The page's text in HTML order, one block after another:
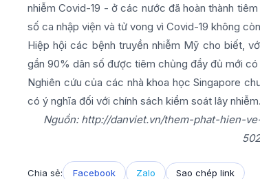
nhiễm Covid-19 - ở các nước đã hoàn thành
số ca nhập viện và tử vong vì Covid-19 không
Hiệp hội các bệnh truyền nhiễm Mỹ cho biết,
gần 90% dân số được tiêm chủng đầy đủ mới
Nghiên cứu của các nhà khoa học Singapore
có ý nghĩa đối với chính sách kiểm soát lây nhiễm.
Nguồn: http://danviet.vn/them-phat-hien-
Chia sẻ: Facebook Zalo Sao chép link